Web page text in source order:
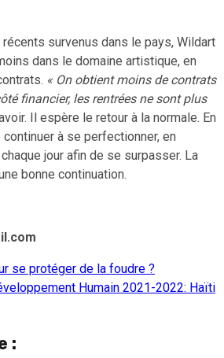
survenus dans le pays, Wildart
dans le domaine artistique, en
« On obtient moins de contrats
financier, les rentrées ne sont plus
Il espère le retour à la normale. En
à se perfectionner, en
jour afin de se surpasser. La
bonne continuation.
se protéger de la foudre ?
Humain 2021-2022: Haïti
: